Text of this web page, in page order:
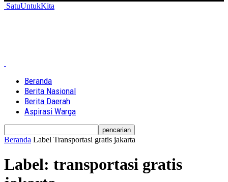
SatuUntukKita
Beranda
Berita Nasional
Berita Daerah
Aspirasi Warga
Beranda Label Transportasi gratis jakarta
Label: transportasi gratis